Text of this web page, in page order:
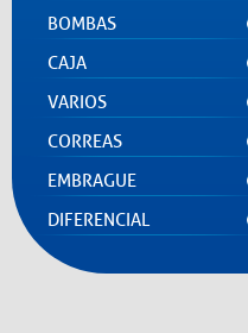
BOMBAS
CAJA
VARIOS
CORREAS
EMBRAGUE
DIFERENCIAL